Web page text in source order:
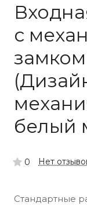
с
белый
0 Нет
Стандартные